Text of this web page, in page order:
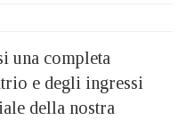
una completa
e degli ingressi
della nostra